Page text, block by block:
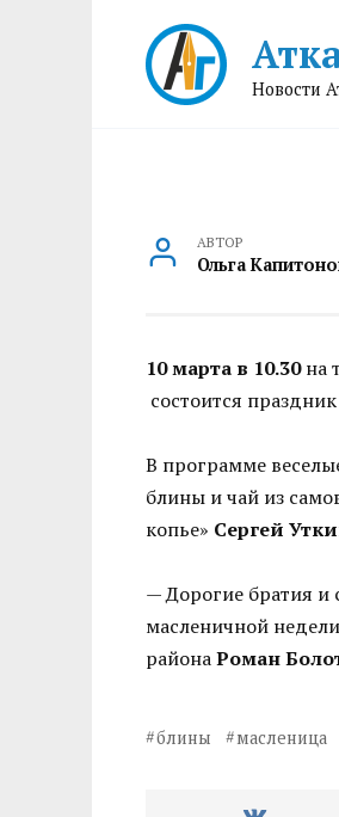
Новости
АВТОР
Ольга
10 марта в 10.30на
состоится
В программе
блины и чай из
копье» Сергей
— Дорогие братия и
масленичной
районаРоман
блины масленица